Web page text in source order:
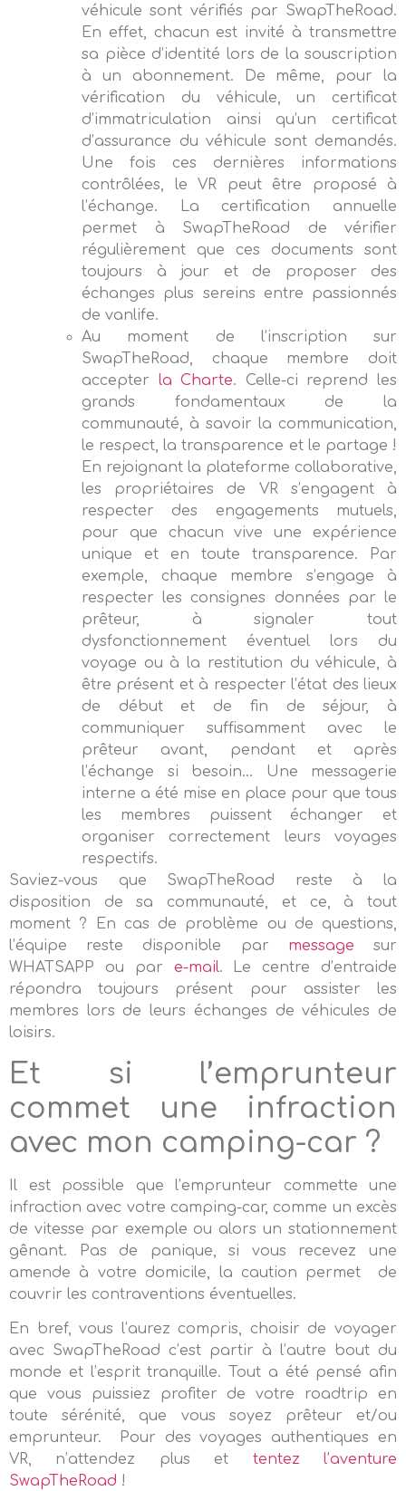
véhicule sont vérifiés par SwapTheRoad.
En effet, chacun est invité à transmettre
sa pièce d’identité lors de la souscription
à un abonnement. De même, pour la
vérification du véhicule, un certificat
d’immatriculation ainsi qu’un certificat
d’assurance du véhicule sont demandés.
Une fois ces dernières informations
contrôlées, le VR peut être proposé à
l’échange. La certification annuelle
permet à SwapTheRoad de vérifier
régulièrement que ces documents sont
toujours à jour et de proposer des
échanges plus sereins entre passionnés
de vanlife.
Au moment de l’inscription sur
SwapTheRoad, chaque membre doit
accepter la Charte. Celle-ci reprend les
grands fondamentaux de la
communauté, à savoir la communication,
le respect, la transparence et le partage !
En rejoignant la plateforme collaborative,
les propriétaires de VR s’engagent à
respecter des engagements mutuels,
pour que chacun vive une expérience
unique et en toute transparence. Par
exemple, chaque membre s’engage à
respecter les consignes données par le
prêteur, à signaler tout
dysfonctionnement éventuel lors du
voyage ou à la restitution du véhicule, à
être présent et à respecter l’état des lieux
de début et de fin de séjour, à
communiquer suffisamment avec le
prêteur avant, pendant et après
l’échange si besoin… Une messagerie
interne a été mise en place pour que tous
les membres puissent échanger et
organiser correctement leurs voyages
respectifs.
Saviez-vous que SwapTheRoad reste à la
disposition de sa communauté, et ce, à tout
moment ? En cas de problème ou de questions,
l’équipe reste disponible par message sur
WHATSAPP ou par e-mail. Le centre d’entraide
répondra toujours présent pour assister les
membres lors de leurs échanges de véhicules de
loisirs.
Et si l’emprunteur
commet une infraction
avec mon camping-car ?
Il est possible que l’emprunteur commette une
infraction avec votre camping-car, comme un excès
de vitesse par exemple ou alors un stationnement
gênant. Pas de panique, si vous recevez une
amende à votre domicile, la caution permet
de
couvrir les contraventions éventuelles.
En bref, vous l’aurez compris, choisir de voyager
avec SwapTheRoad c’est partir à l’autre bout du
monde et l’esprit tranquille. Tout a été pensé afin
que vous puissiez profiter de votre roadtrip en
toute sérénité, que vous soyez prêteur et/ou
emprunteur.
Pour des voyages authentiques en
VR, n’attendez plus et tentez l’aventure
SwapTheRoad !